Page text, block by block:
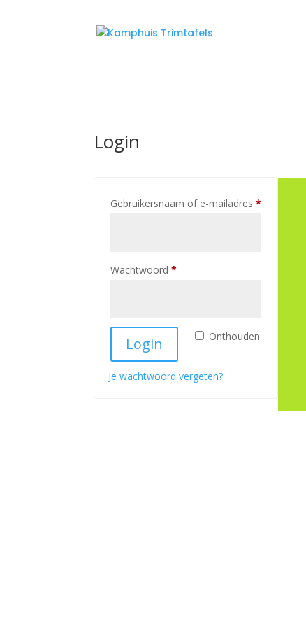
Login
Gebruikersnaam of e-mailadres*
Wachtwoord*
Onthouden
Login
Je wachtwoord vergeten?